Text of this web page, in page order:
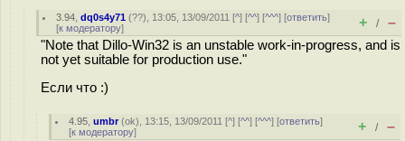
3.94 ,dq0s4y71 (??), 13:05, 13/09/2011 [^] [^^] [^^^] [ответить]
[к модератору] + / –
"Note that Dillo-Win32 is an unstable work-in-progress, and is
not yet suitable for production use."
Если что :)
4.95 ,umbr(ok), 13:15, 13/09/2011 [^] [^^] [^^^] [ответить]
[к модератору] + / –